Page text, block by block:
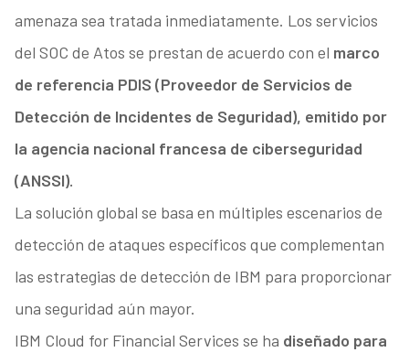
amenaza sea tratada inmediatamente. Los servicios
del SOC de Atos se prestan de acuerdo con el marco
de referencia PDIS (Proveedor de Servicios de
Detección de Incidentes de Seguridad), emitido por
la agencia nacional francesa de ciberseguridad
(ANSSI).
La solución global se basa en múltiples escenarios de
detección de ataques específicos que complementan
las estrategias de detección de IBM para proporcionar
una seguridad aún mayor.
IBM Cloud for Financial Services se ha diseñado para